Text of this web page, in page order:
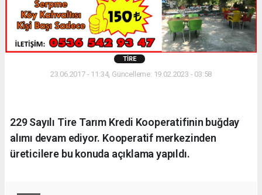
TIRE
23.06.2017 - 11:34, Güncelleme: 19.02.2023 - 03:58
229 Sayılı Tire Tarım Kredi Kooperatifinin buğday
alımı devam ediyor. Kooperatif merkezinden
üreticilere bu konuda açıklama yapıldı.